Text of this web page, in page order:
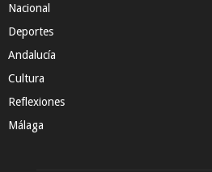
Nacional
Deportes
Andalucía
Cultura
Reflexiones
Málaga